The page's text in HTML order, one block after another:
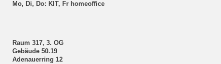
Mo, Di, Do: KIT, Fr homeoffice
Raum 317, 3. OG
Gebäude 50.19
Adenauerring 12